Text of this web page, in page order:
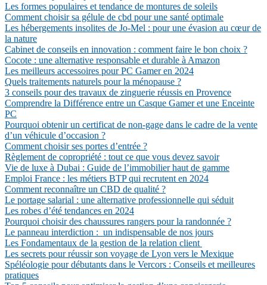
Les formes populaires et tendance de montures de soleils
Comment choisir sa gélule de cbd pour une santé optimale
Les hébergements insolites de Jo-Mel : pour une évasion au cœur de
la nature
Cabinet de conseils en innovation : comment faire le bon choix ?
Cocote : une alternative responsable et durable à Amazon
Les meilleurs accessoires pour PC Gamer en 2024
Quels traitements naturels pour la ménopause ?
3 conseils pour des travaux de zinguerie réussis en Provence
Comprendre la Différence entre un Casque Gamer et une Enceinte
PC
Pourquoi obtenir un certificat de non-gage dans le cadre de la vente
d’un véhicule d’occasion ?
Comment choisir ses portes d’entrée ?
Règlement de copropriété : tout ce que vous devez savoir
Vie de luxe à Dubai : Guide de l’immobilier haut de gamme
Emploi France : les métiers BTP qui recrutent en 2024
Comment reconnaître un CBD de qualité ?
Le portage salarial : une alternative professionnelle qui séduit
Les robes d’été tendances en 2024
Pourquoi choisir des chaussures rangers pour la randonnée ?
Le panneau interdiction : un indispensable de nos jours
Les Fondamentaux de la gestion de la relation client
Les secrets pour réussir son voyage de Lyon vers le Mexique
Spéléologie pour débutants dans le Vercors : Conseils et meilleures
pratiques